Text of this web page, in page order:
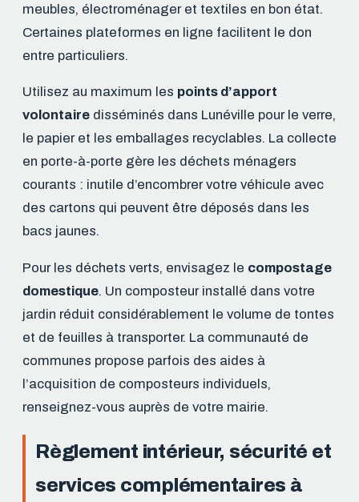
meubles, électroménager et textiles en bon état.
Certaines plateformes en ligne facilitent le don
entre particuliers.
Utilisez au maximum les points d’apport
volontaire disséminés dans Lunéville pour le verre,
le papier et les emballages recyclables. La collecte
en porte-à-porte gère les déchets ménagers
courants : inutile d’encombrer votre véhicule avec
des cartons qui peuvent être déposés dans les
bacs jaunes.
Pour les déchets verts, envisagez le compostage
domestique. Un composteur installé dans votre
jardin réduit considérablement le volume de tontes
et de feuilles à transporter. La communauté de
communes propose parfois des aides à
l’acquisition de composteurs individuels,
renseignez-vous auprès de votre mairie.
Règlement intérieur, sécurité et
services complémentaires à